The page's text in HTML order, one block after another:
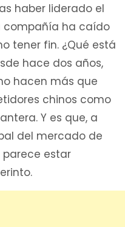
haber liderado el
compañía ha caído
tener fin. ¿Qué está
hace dos años,
hacen más que
chinos como
Y es que, a
del mercado de
parece estar